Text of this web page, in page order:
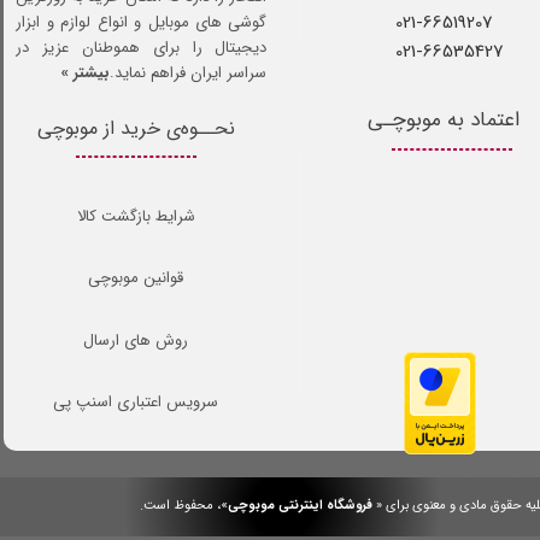
حقوق مادی و معنوی برای «فروشگاه اینترنتی موبوچی»، محفوظ است.
021-66519207​​​​​​​
021-66535427
نحــوه‌ی خرید از موبوچی
شرایط بازگشت کالا
قوانین موبوچی
روش های ارسال
سرویس اعتباری اسنپ پی
اعتماد به موبوچـی
گوشی های موبایل و انواع لوازم و ابزار
دیجیتال را برای هموطنان عزیز در
سراسر ایران فراهم نماید.بیشتر »